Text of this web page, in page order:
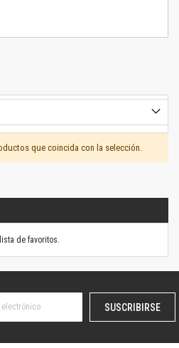
que coincida con la selección.
de favoritos.
SUSCRIBIRSE